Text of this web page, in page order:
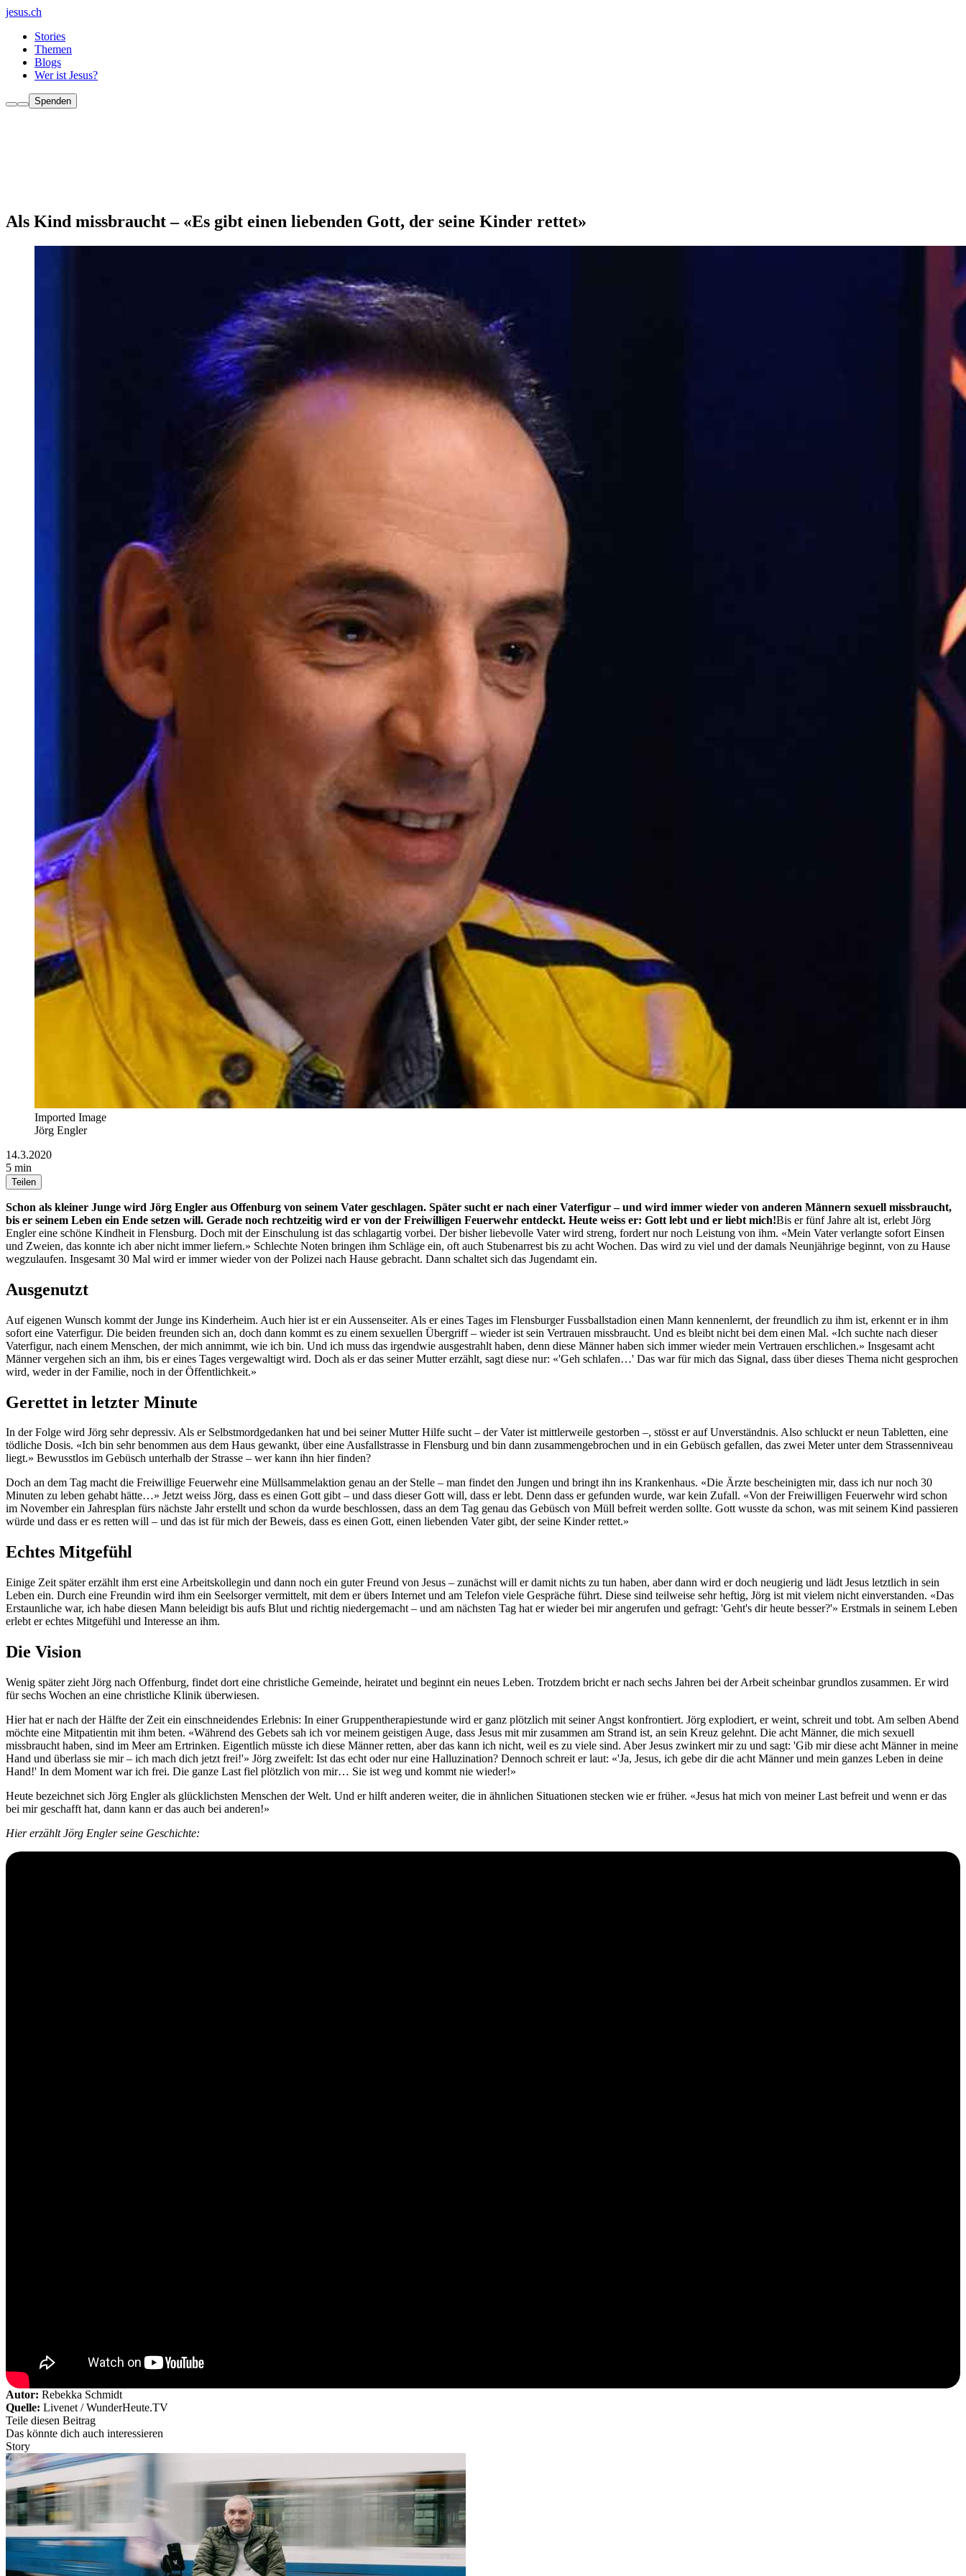
jesus.ch
Stories
Themen
Blogs
Wer ist Jesus?
Spenden
Als Kind missbraucht – «Es gibt einen liebenden Gott, der seine Kinder rettet»
Imported Image
Jörg Engler
14.3.2020
5 min
Teilen
Schon als kleiner Junge wird Jörg Engler aus Offenburg von seinem Vater geschlagen. Später sucht er nach einer Vaterfigur – und wird immer wieder von anderen Männern sexuell missbraucht,
bis er seinem Leben ein Ende setzen will. Gerade noch rechtzeitig wird er von der Freiwilligen Feuerwehr entdeckt. Heute weiss er: Gott lebt und er liebt mich!Bis er fünf Jahre alt ist, erlebt Jörg
Engler eine schöne Kindheit in Flensburg. Doch mit der Einschulung ist das schlagartig vorbei. Der bisher liebevolle Vater wird streng, fordert nur noch Leistung von ihm. «Mein Vater verlangte sofort Einsen
und Zweien, das konnte ich aber nicht immer liefern.» Schlechte Noten bringen ihm Schläge ein, oft auch Stubenarrest bis zu acht Wochen. Das wird zu viel und der damals Neunjährige beginnt, von zu Hause
wegzulaufen. Insgesamt 30 Mal wird er immer wieder von der Polizei nach Hause gebracht. Dann schaltet sich das Jugendamt ein.
Ausgenutzt
Auf eigenen Wunsch kommt der Junge ins Kinderheim. Auch hier ist er ein Aussenseiter. Als er eines Tages im Flensburger Fussballstadion einen Mann kennenlernt, der freundlich zu ihm ist, erkennt er in ihm
sofort eine Vaterfigur. Die beiden freunden sich an, doch dann kommt es zu einem sexuellen Übergriff – wieder ist sein Vertrauen missbraucht. Und es bleibt nicht bei dem einen Mal. «Ich suchte nach dieser
Vaterfigur, nach einem Menschen, der mich annimmt, wie ich bin. Und ich muss das irgendwie ausgestrahlt haben, denn diese Männer haben sich immer wieder mein Vertrauen erschlichen.» Insgesamt acht
Männer vergehen sich an ihm, bis er eines Tages vergewaltigt wird. Doch als er das seiner Mutter erzählt, sagt diese nur: «'Geh schlafen…' Das war für mich das Signal, dass über dieses Thema nicht gesprochen
wird, weder in der Familie, noch in der Öffentlichkeit.»
Gerettet in letzter Minute
In der Folge wird Jörg sehr depressiv. Als er Selbstmordgedanken hat und bei seiner Mutter Hilfe sucht – der Vater ist mittlerweile gestorben –, stösst er auf Unverständnis. Also schluckt er neun Tabletten, eine
tödliche Dosis. «Ich bin sehr benommen aus dem Haus gewankt, über eine Ausfallstrasse in Flensburg und bin dann zusammengebrochen und in ein Gebüsch gefallen, das zwei Meter unter dem Strassenniveau
liegt.» Bewusstlos im Gebüsch unterhalb der Strasse – wer kann ihn hier finden?
Doch an dem Tag macht die Freiwillige Feuerwehr eine Müllsammelaktion genau an der Stelle – man findet den Jungen und bringt ihn ins Krankenhaus. «Die Ärzte bescheinigten mir, dass ich nur noch 30
Minuten zu leben gehabt hätte…» Jetzt weiss Jörg, dass es einen Gott gibt – und dass dieser Gott will, dass er lebt. Denn dass er gefunden wurde, war kein Zufall. «Von der Freiwilligen Feuerwehr wird schon
im November ein Jahresplan fürs nächste Jahr erstellt und schon da wurde beschlossen, dass an dem Tag genau das Gebüsch von Müll befreit werden sollte. Gott wusste da schon, was mit seinem Kind passieren
würde und dass er es retten will – und das ist für mich der Beweis, dass es einen Gott, einen liebenden Vater gibt, der seine Kinder rettet.»
Echtes Mitgefühl
Einige Zeit später erzählt ihm erst eine Arbeitskollegin und dann noch ein guter Freund von Jesus – zunächst will er damit nichts zu tun haben, aber dann wird er doch neugierig und lädt Jesus letztlich in sein
Leben ein. Durch eine Freundin wird ihm ein Seelsorger vermittelt, mit dem er übers Internet und am Telefon viele Gespräche führt. Diese sind teilweise sehr heftig, Jörg ist mit vielem nicht einverstanden. «Das
Erstaunliche war, ich habe diesen Mann beleidigt bis aufs Blut und richtig niedergemacht – und am nächsten Tag hat er wieder bei mir angerufen und gefragt: 'Geht's dir heute besser?'» Erstmals in seinem Leben
erlebt er echtes Mitgefühl und Interesse an ihm.
Die Vision
Wenig später zieht Jörg nach Offenburg, findet dort eine christliche Gemeinde, heiratet und beginnt ein neues Leben. Trotzdem bricht er nach sechs Jahren bei der Arbeit scheinbar grundlos zusammen. Er wird
für sechs Wochen an eine christliche Klinik überwiesen.
Hier hat er nach der Hälfte der Zeit ein einschneidendes Erlebnis: In einer Gruppentherapiestunde wird er ganz plötzlich mit seiner Angst konfrontiert. Jörg explodiert, er weint, schreit und tobt. Am selben Abend
möchte eine Mitpatientin mit ihm beten. «Während des Gebets sah ich vor meinem geistigen Auge, dass Jesus mit mir zusammen am Strand ist, an sein Kreuz gelehnt. Die acht Männer, die mich sexuell
missbraucht haben, sind im Meer am Ertrinken. Eigentlich müsste ich diese Männer retten, aber das kann ich nicht, weil es zu viele sind. Aber Jesus zwinkert mir zu und sagt: 'Gib mir diese acht Männer in meine
Hand und überlass sie mir – ich mach dich jetzt frei!'» Jörg zweifelt: Ist das echt oder nur eine Halluzination? Dennoch schreit er laut: «'Ja, Jesus, ich gebe dir die acht Männer und mein ganzes Leben in deine
Hand!' In dem Moment war ich frei. Die ganze Last fiel plötzlich von mir… Sie ist weg und kommt nie wieder!»
Heute bezeichnet sich Jörg Engler als glücklichsten Menschen der Welt. Und er hilft anderen weiter, die in ähnlichen Situationen stecken wie er früher. «Jesus hat mich von meiner Last befreit und wenn er das
bei mir geschafft hat, dann kann er das auch bei anderen!»
Hier erzählt Jörg Engler seine Geschichte:
Autor: Rebekka Schmidt
Quelle: Livenet / WunderHeute.TV
Teile diesen Beitrag
Das könnte dich auch interessieren
Story